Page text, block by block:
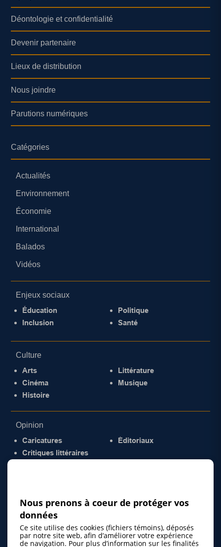
Déontologie et confidentialité
Devenir partenaire
Lieux de distribution
Nous joindre
Parutions numériques
Catégories
Actualités
Environnement
Économie
International
Balados
Vidéos
Enjeux sociaux
Éducation
Inclusion
Politique
Santé
Culture
Arts
Cinéma
Histoire
Littérature
Musique
Opinion
Caricatures
Critiques littéraires
Éditoriaux
Nous prenons à coeur de protéger vos
données
Ce site utilise des cookies (fichiers témoins), déposés
par notre site web, afin d’améliorer votre expérience
de navigation. Pour plus d’information sur les finalités